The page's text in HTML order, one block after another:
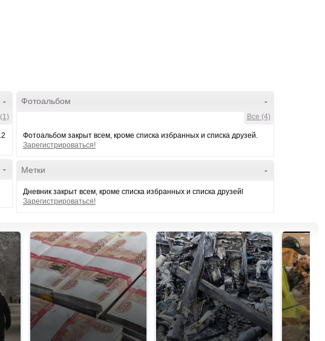
-
-
-
Фотоальбом
Все (4)
Фотоальбом закрыт всем, кроме списка избранных и списка друзей.
Зарегистрироваться!
-
Метки
Дневник закрыт всем, кроме списка избранных и списка друзейl
Зарегистрироваться!